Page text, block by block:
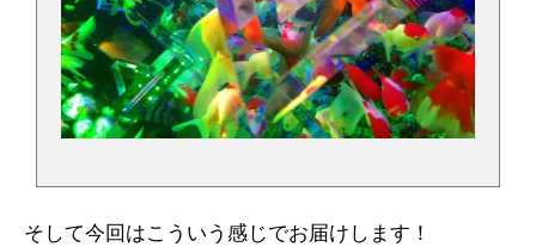
そして今回はこういう感じでお届けします！